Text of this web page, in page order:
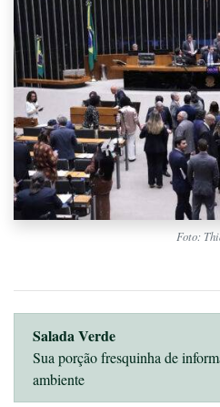
Foto:
Salada Verde
Sua porção fresquinha de
ambiente